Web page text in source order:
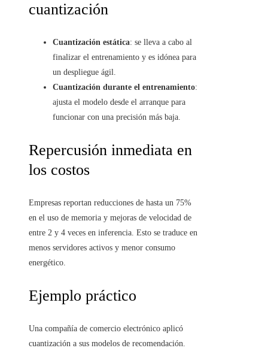
cuantización
Cuantización estática: se lleva a cabo al
finalizar el entrenamiento y es idónea para
un despliegue ágil.
Cuantización durante el entrenamiento:
ajusta el modelo desde el arranque para
funcionar con una precisión más baja.
Repercusión inmediata en
los costos
Empresas reportan reducciones de hasta un 75%
en el uso de memoria y mejoras de velocidad de
entre 2 y 4 veces en inferencia. Esto se traduce en
menos servidores activos y menor consumo
energético.
Ejemplo práctico
Una compañía de comercio electrónico aplicó
cuantización a sus modelos de recomendación.